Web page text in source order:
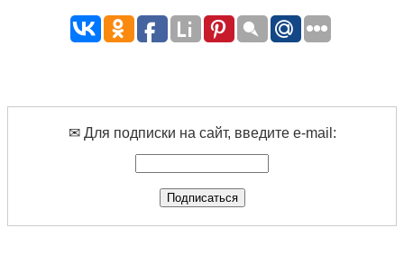
✉ Для подписки на сайт, введите e-mail: